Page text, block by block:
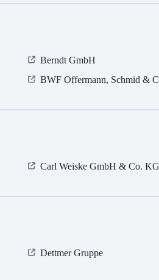
Berndt GmbH
BWF Offermann, Schmid &
Carl Weiske GmbH & Co. KG
Dettmer Gruppe